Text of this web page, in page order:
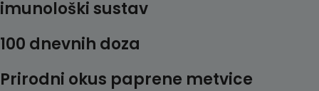
imunološki sustav
100 dnevnih doza
Prirodni okus paprene metvice